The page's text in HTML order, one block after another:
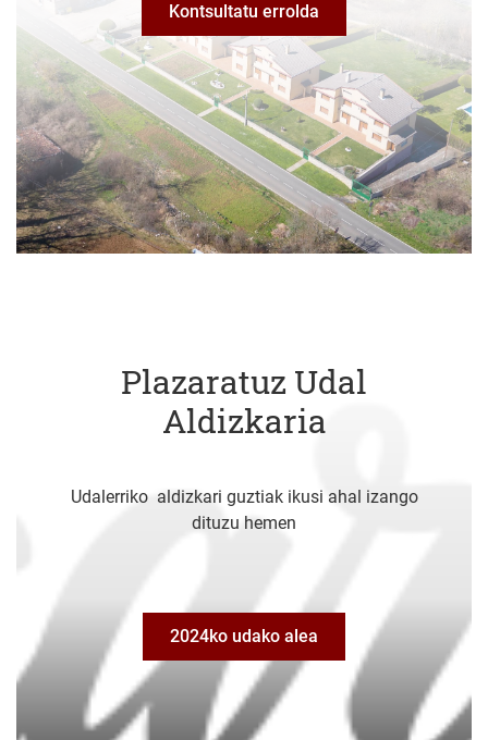
Kontsultatu errolda
Plazaratuz Udal
Aldizkaria
Udalerriko aldizkari guztiak ikusi ahal izango
dituzu hemen
2024ko udako alea